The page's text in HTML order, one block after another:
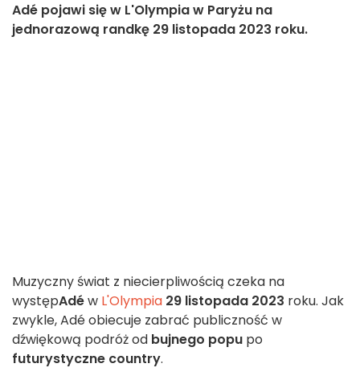
Adé pojawi się w L'Olympia w Paryżu na
jednorazową randkę 29 listopada 2023 roku.
Muzyczny świat z niecierpliwością czeka na
występAdéw L'Olympia 29 listopada 2023 roku. Jak
zwykle, Adé obiecuje zabrać publiczność w
dźwiękową podróż od bujnego popu po
futurystyczne country.